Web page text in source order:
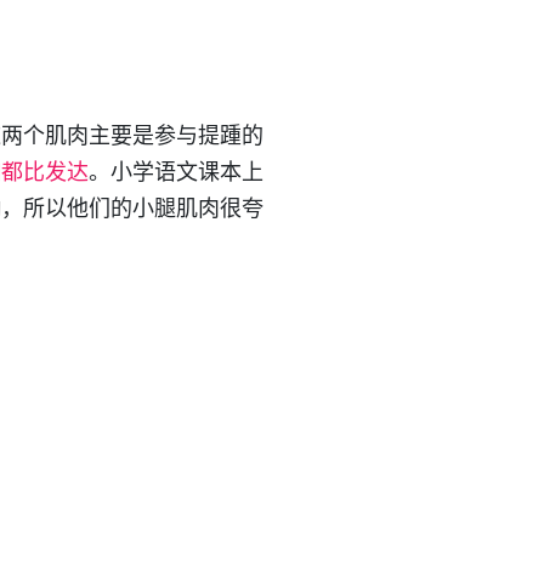
个肌肉主要是参与提踵的
比发达。小学语文课本上
所以他们的小腿肌肉很夸